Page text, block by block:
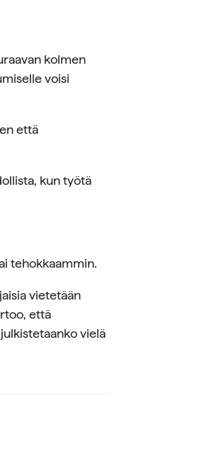
kolmen
voisi
että
kun työtä
tehokkaammin.
vietetään
että
vielä